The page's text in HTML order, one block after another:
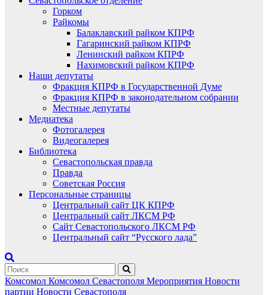
Горком
Райкомы
Балаклавский райком КПРФ
Гагаринский райком КПРФ
Ленинский райком КПРФ
Нахимовский райком КПРФ
Наши депутаты
Фракция КПРФ в Государственной Думе
Фракция КПРФ в законодательном собрании
Местные депутаты
Медиатека
Фотогалерея
Видеогалерея
Библиотека
Севастопольская правда
Правда
Советская Россия
Персональные страницы
Центральный сайт ЦК КПРФ
Центральный сайт ЛКСМ РФ
Сайт Севастопольского ЛКСМ РФ
Центральный сайт “Русского лада”
Комсомол Комсомол Севастополя Мероприятия Новости
партии Новости Севастополя